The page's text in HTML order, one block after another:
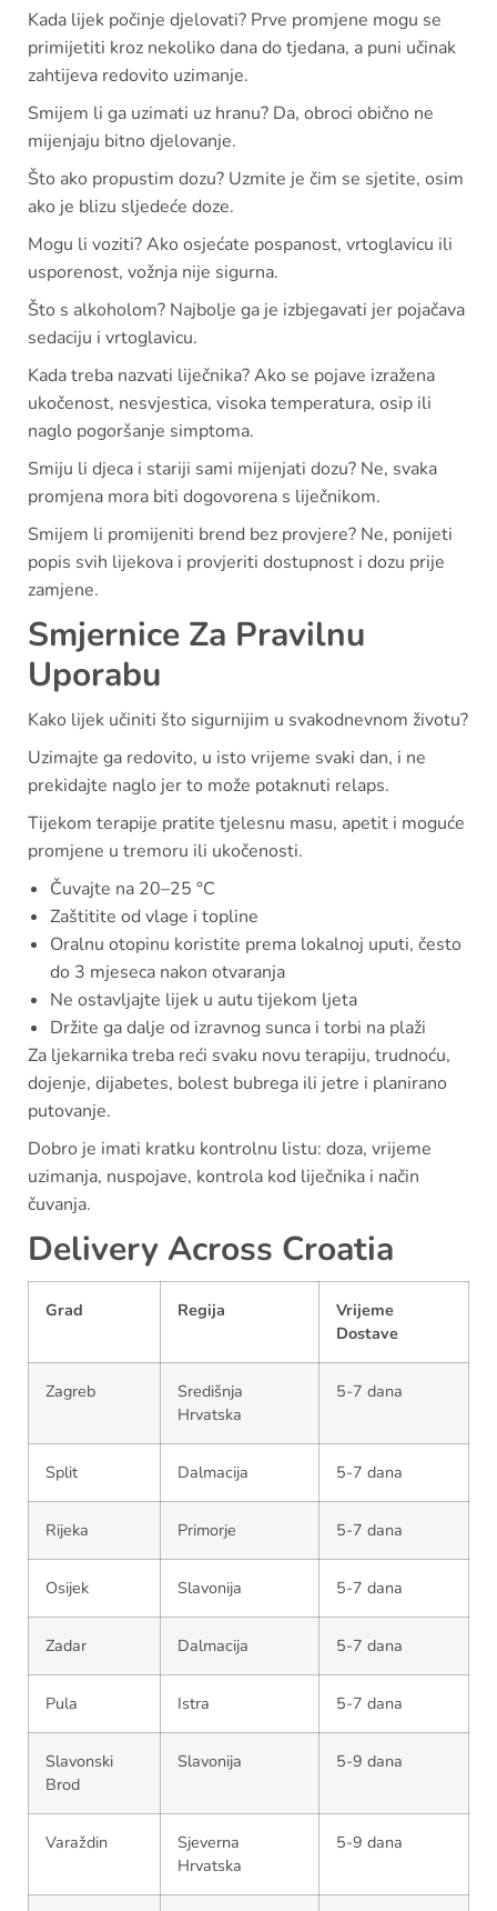
Kada lijek počinje djelovati? Prve promjene mogu se
primijetiti kroz nekoliko dana do tjedana, a puni učinak
zahtijeva redovito uzimanje.
Smijem li ga uzimati uz hranu? Da, obroci obično ne
mijenjaju bitno djelovanje.
Što ako propustim dozu? Uzmite je čim se sjetite, osim
ako je blizu sljedeće doze.
Mogu li voziti? Ako osjećate pospanost, vrtoglavicu ili
usporenost, vožnja nije sigurna.
Što s alkoholom? Najbolje ga je izbjegavati jer pojačava
sedaciju i vrtoglavicu.
Kada treba nazvati liječnika? Ako se pojave izražena
ukočenost, nesvjestica, visoka temperatura, osip ili
naglo pogoršanje simptoma.
Smiju li djeca i stariji sami mijenjati dozu? Ne, svaka
promjena mora biti dogovorena s liječnikom.
Smijem li promijeniti brend bez provjere? Ne, ponijeti
popis svih lijekova i provjeriti dostupnost i dozu prije
zamjene.
Smjernice Za Pravilnu
Uporabu
Kako lijek učiniti što sigurnijim u svakodnevnom životu?
Uzimajte ga redovito, u isto vrijeme svaki dan, i ne
prekidajte naglo jer to može potaknuti relaps.
Tijekom terapije pratite tjelesnu masu, apetit i moguće
promjene u tremoru ili ukočenosti.
Čuvajte na 20–25 °C
Zaštitite od vlage i topline
Oralnu otopinu koristite prema lokalnoj uputi, često
do 3 mjeseca nakon otvaranja
Ne ostavljajte lijek u autu tijekom ljeta
Držite ga dalje od izravnog sunca i torbi na plaži
Za ljekarnika treba reći svaku novu terapiju, trudnoću,
dojenje, dijabetes, bolest bubrega ili jetre i planirano
putovanje.
Dobro je imati kratku kontrolnu listu: doza, vrijeme
uzimanja, nuspojave, kontrola kod liječnika i način
čuvanja.
Delivery Across Croatia
Grad Regija
Vrijeme
Dostave
Zagreb
Središnja
Hrvatska
5-7 dana
Split Dalmacija 5-7 dana
Rijeka Primorje 5-7 dana
Osijek Slavonija 5-7 dana
Zadar Dalmacija 5-7 dana
Pula Istra 5-7 dana
Slavonski
Brod
Slavonija 5-9 dana
Varaždin
Sjeverna
Hrvatska
5-9 dana